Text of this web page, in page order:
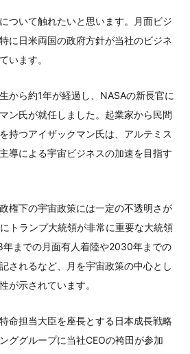
ついて触れたいと思います。月面ビジ
に日米両国の政府方針が当社のビジネ
います。
から約1年が経過し、NASAの新長官に
ン氏が就任しました。起業家から民間
持つアイザックマン氏は、アルテミス
導による宇宙ビジネスの加速を目指す
権下の宇宙政策には一定の不透明さが
トランプ大統領が非常に重要な大統領
までの月面有人着陸や2030年までの
されるなど、月を宇宙政策の中心とし
が示されています。
命担当大臣を座長とする日本成長戦略
ググループに当社CEOの袴田が参加